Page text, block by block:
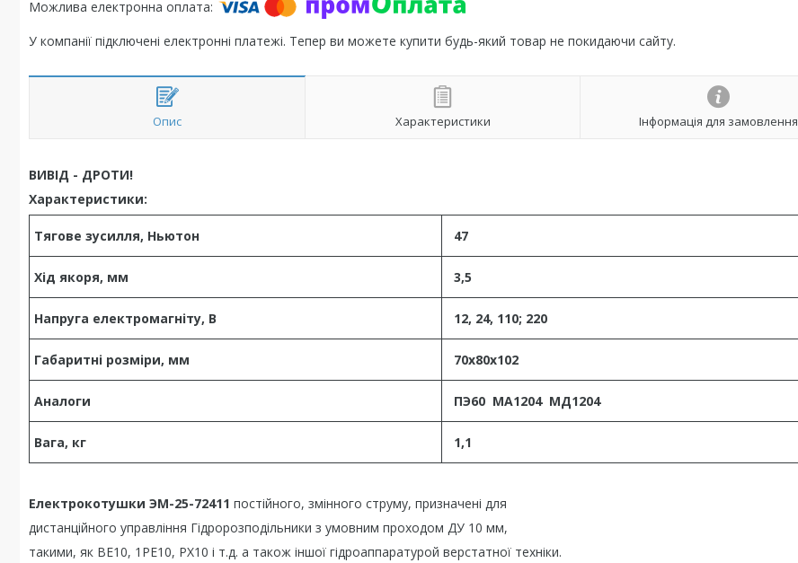
У компанії підключені електронні платежі. Тепер ви можете купити будь-який товар не покидаючи сайту.
Опис Характеристики Інформація для замовлення
ВИВІД - ДРОТИ!
Характеристики:
Тягове зусилля, Ньютон 47
Хід якоря, мм 3,5
Напруга електромагніту, В 12, 24, 110; 220
Габаритні розміри, мм 70х80х102
Аналоги ПЭ60 МА1204 МД1204
Вага, кг 1,1
Електрокотушки ЭМ-25-72411 постійного, змінного струму, призначені для
дистанційного управління Гідророзподільники з умовним проходом ДУ 10 мм,
такими, як ВЕ10, 1РЕ10, РХ10 і т.д. а також іншої гідроаппаратурой верстатної техніки.